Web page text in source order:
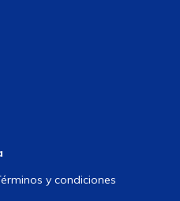
y condiciones